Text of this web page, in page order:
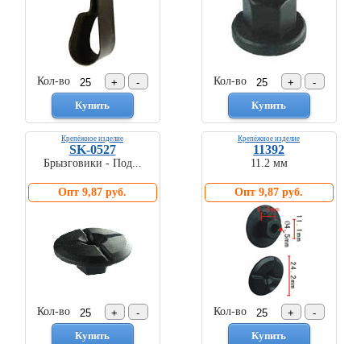
Торговое
оборудование
Комплекты
ходового
стеклоомывателя
Металлический
автокрепежа
Кол-во Кол-во
Крепёжное изделие
SK-0527
Брызговики - Под...
Опт 9,87 руб.
Кол-во
Крепёжное изделие
11392
11.2 мм
Опт 9,87 руб.
Кол-во